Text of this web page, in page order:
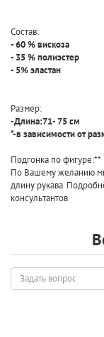
Состав:
- 60 % вискоза
- 35 % полиэстер
- 5% эластан
Размер:
-Длина:71- 75 см
*-в зависимости от
Подгонка по фигуре:**
По Вашему желанию
длину рукава.
консультантов
Задать
вопрос